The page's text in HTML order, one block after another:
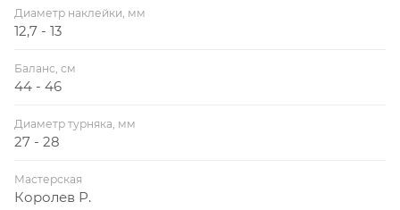
Диаметр наклейки, мм
12,7 - 13
Баланс, см
44 - 46
Диаметр турняка, мм
27 - 28
Мастерская
Королев Р.